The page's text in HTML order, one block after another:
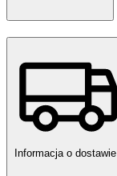
Informacja o dostawie